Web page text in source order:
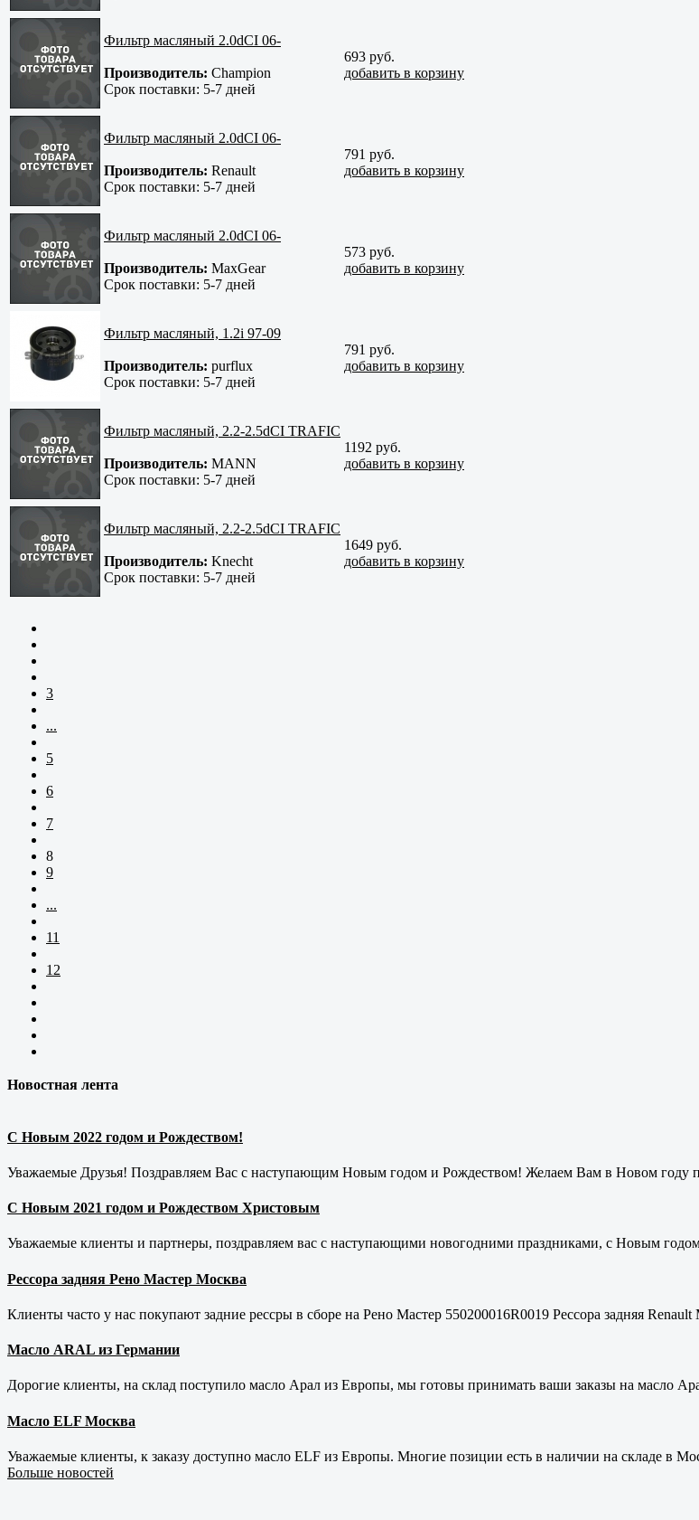
Фильтр масляный 2.0dCI 06-
Производитель: Champion
Срок поставки: 5-7 дней
693 руб.
добавить в корзину
Фильтр масляный 2.0dCI 06-
Производитель: Renault
Срок поставки: 5-7 дней
791 руб.
добавить в корзину
Фильтр масляный 2.0dCI 06-
Производитель: MaxGear
Срок поставки: 5-7 дней
573 руб.
добавить в корзину
Фильтр масляный, 1.2i 97-09
Производитель: purflux
Срок поставки: 5-7 дней
791 руб.
добавить в корзину
Фильтр масляный, 2.2-2.5dCI TRAFIC
Производитель: MANN
Срок поставки: 5-7 дней
1192 руб.
добавить в корзину
Фильтр масляный, 2.2-2.5dCI TRAFIC
Производитель: Knecht
Срок поставки: 5-7 дней
1649 руб.
добавить в корзину
3
...
5
6
7
8
9
...
11
12
Новостная лента
С Новым 2022 годом и Рождеством!
Уважаемые Друзья! Поздравляем Вас с наступающим Новым годом и Рождеством! Желаем Вам в Новом году
С Новым 2021 годом и Рождеством Христовым
Уважаемые клиенты и партнеры, поздравляем вас с наступающими новогодними праздниками, с Новым
Рессора задняя Рено Мастер Москва
Клиенты часто у нас покупают задние рессры в сборе на Рено Мастер 550200016R0019 Рессора задняя
Масло ARAL из Германии
Дорогие клиенты, на склад поступило масло Арал из Европы, мы готовы принимать ваши заказы на масло
Масло ELF Москва
Уважаемые клиенты, к заказу доступно масло ELF из Европы. Многие позиции есть в наличии на складе в
Больше новостей